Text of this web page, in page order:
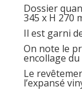
Dossier
345 x H 270
Il est garni
On note le
encollage
Le
l’expansé